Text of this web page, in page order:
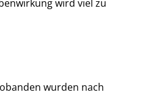
wird viel zu
wurden nach